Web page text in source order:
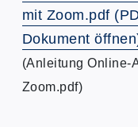
mit Zoom.pdf
Dokument
(Anleitung Online-
Zoom.pdf)